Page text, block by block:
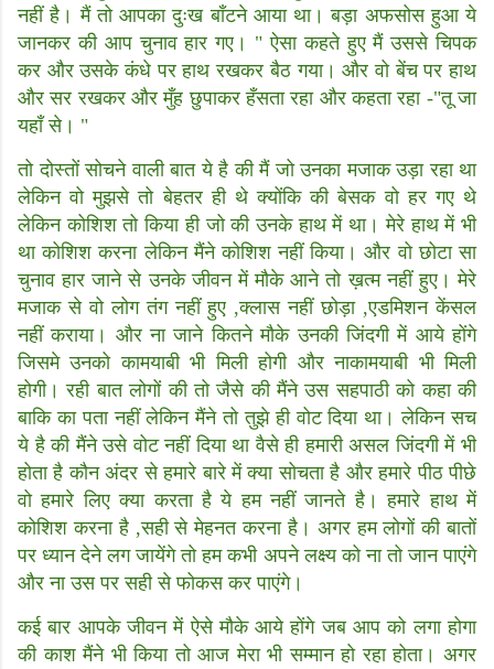
नहीं है। मैं तो आपका दुःख बाँटने आया था। बड़ा अफसोस हुआ ये
जानकर की आप चुनाव हार गए। " ऐसा कहते हुए मैं उससे चिपक
कर और उसके कंधे पर हाथ रखकर बैठ गया। और वो बेंच पर हाथ
और सर रखकर और मुँह छुपाकर हँसता रहा और कहता रहा -"तू जा
यहाँ से। "
तो दोस्तों सोचने वाली बात ये है की मैं जो उनका मजाक उड़ा रहा था
लेकिन वो मुझसे तो बेहतर ही थे क्योंकि की बेसक वो हर गए थे
लेकिन कोशिश तो किया ही जो की उनके हाथ में था। मेरे हाथ में भी
था कोशिश करना लेकिन मैंने कोशिश नहीं किया। और वो छोटा सा
चुनाव हार जाने से उनके जीवन में मौके आने तो ख़त्म नहीं हुए। मेरे
मजाक से वो लोग तंग नहीं हुए ,क्लास नहीं छोड़ा ,एडमिशन केंसल
नहीं कराया। और ना जाने कितने मौके उनकी जिंदगी में आये होंगे
जिसमे उनको कामयाबी भी मिली होगी और नाकामयाबी भी मिली
होगी। रही बात लोगों की तो जैसे की मैंने उस सहपाठी को कहा की
बाकि का पता नहीं लेकिन मैंने तो तुझे ही वोट दिया था। लेकिन सच
ये है की मैंने उसे वोट नहीं दिया था वैसे ही हमारी असल जिंदगी में भी
होता है कौन अंदर से हमारे बारे में क्या सोचता है और हमारे पीठ पीछे
वो हमारे लिए क्या करता है ये हम नहीं जानते है। हमारे हाथ में
कोशिश करना है ,सही से मेहनत करना है। अगर हम लोगों की बातों
पर ध्यान देने लग जायेंगे तो हम कभी अपने लक्ष्य को ना तो जान पाएंगे
और ना उस पर सही से फोकस कर पाएंगे।
कई बार आपके जीवन में ऐसे मौके आये होंगे जब आप को लगा होगा
की काश मैंने भी किया तो आज मेरा भी सम्मान हो रहा होता। अगर